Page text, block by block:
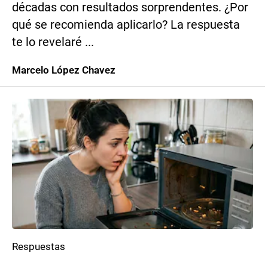
décadas con resultados sorprendentes. ¿Por
qué se recomienda aplicarlo? La respuesta
te lo revelaré ...
Marcelo López Chavez
Respuestas